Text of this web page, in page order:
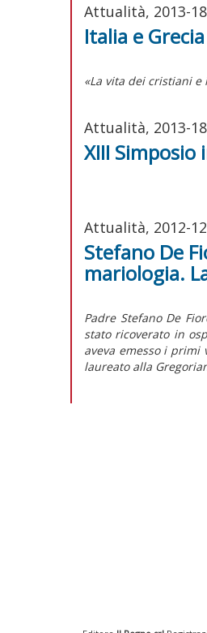
Attualità, 2013-18
Italia e
«La vita dei cristiani
Attualità, 2013-18
XIII
Attualità, 2012-12
Stefano De
mariologia.
Padre Stefano De
stato ricoverato in
aveva emesso i primi
laureato alla